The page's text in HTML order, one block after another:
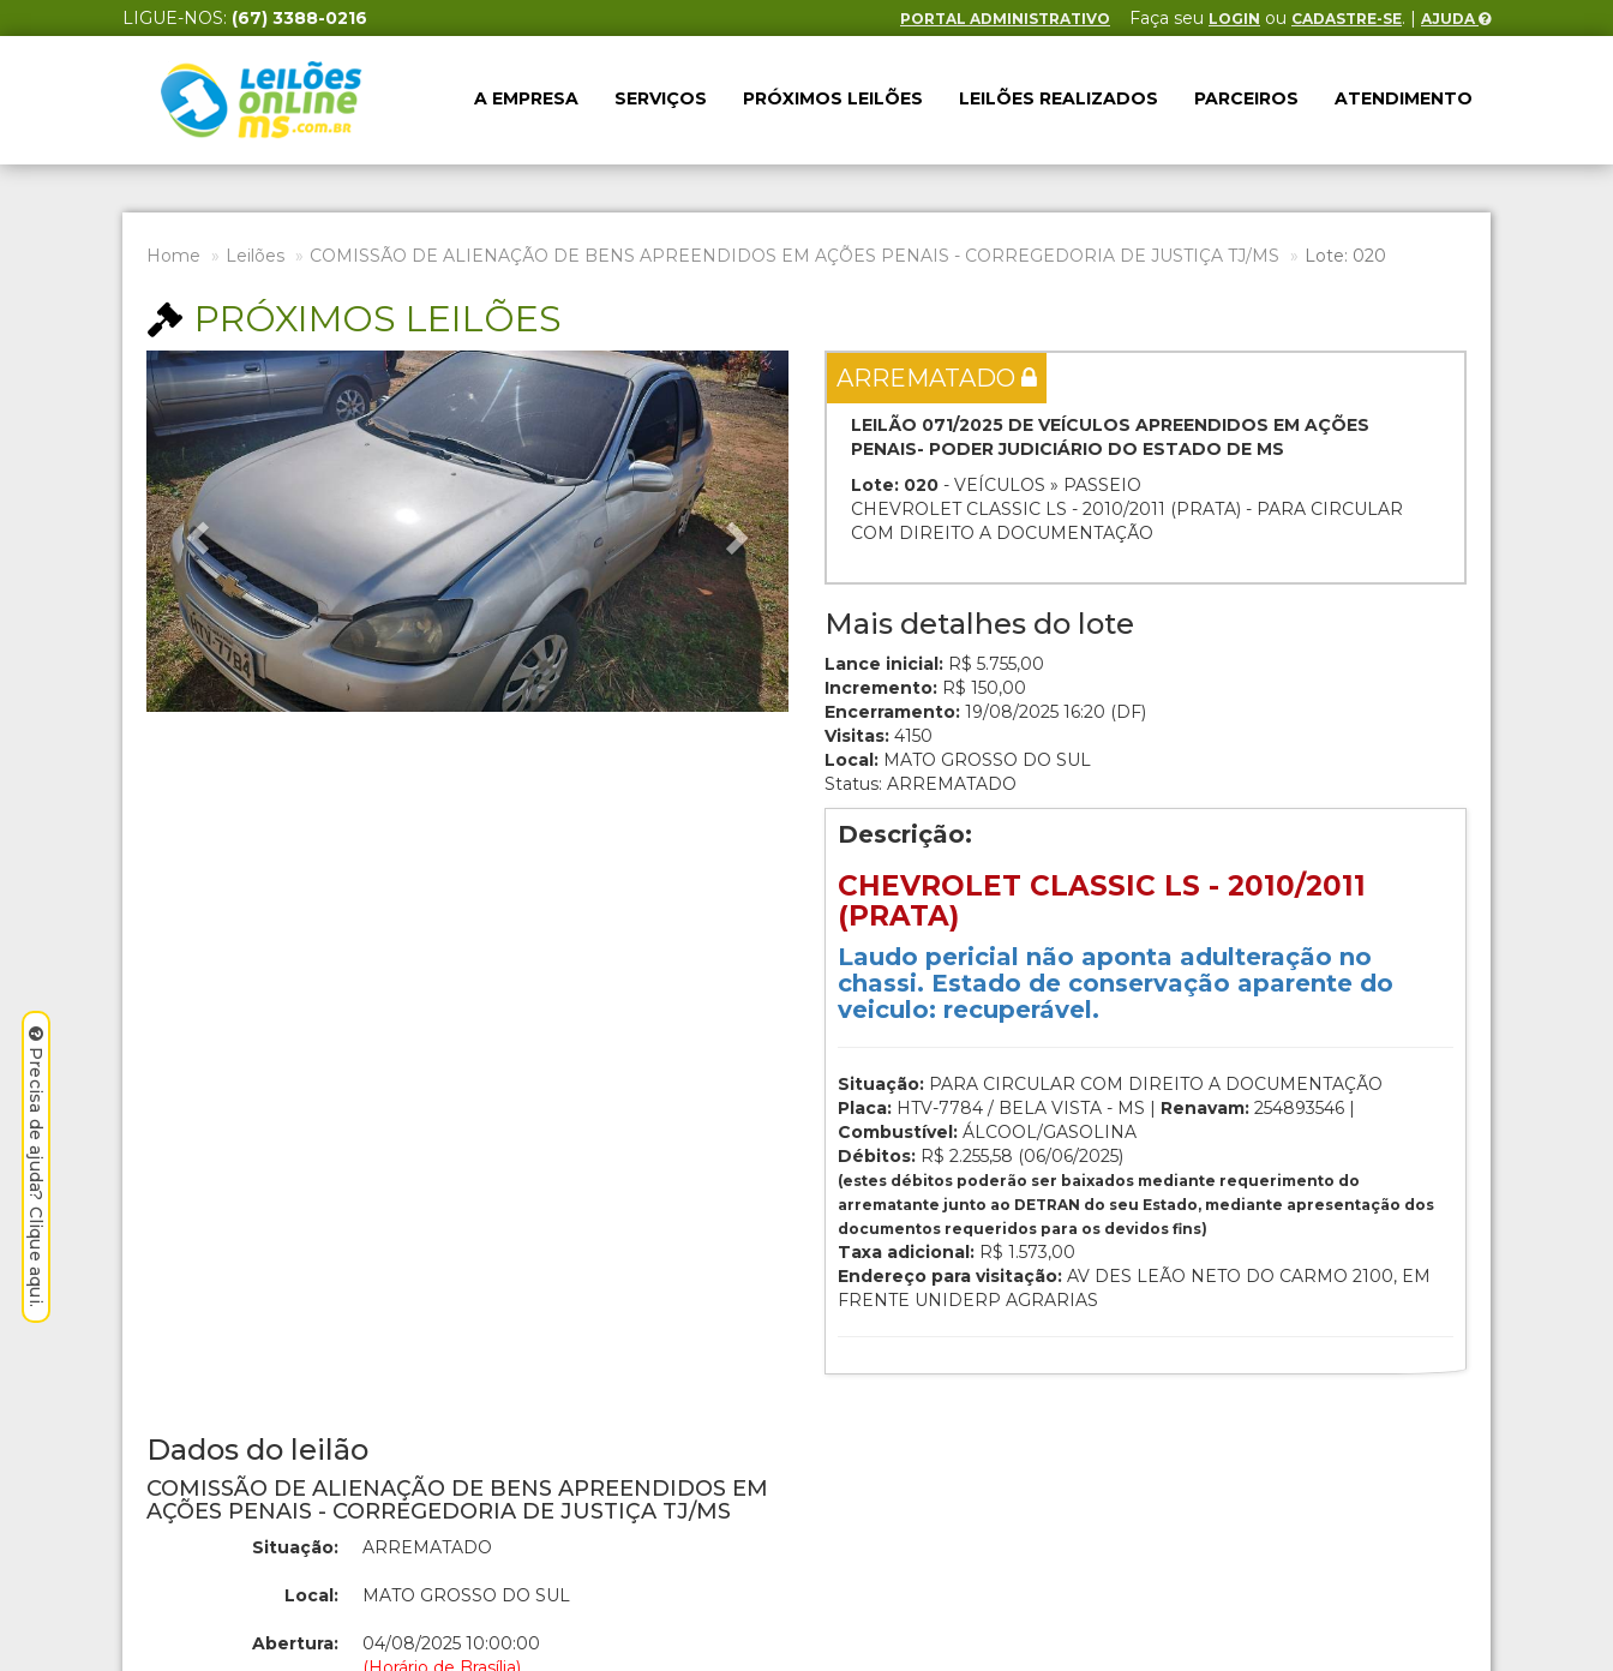
LIGUE-NOS: (67) 3388-0216 PORTAL ADMINISTRATIVO Faça seu LOGIN ou CADASTRE-SE. | AJUDA
A EMPRESA SERVIÇOS PRÓXIMOS LEILÕES LEILÕES REALIZADOS PARCEIROS ATENDIMENTO
Home Leilões COMISSÃO DE ALIENAÇÃO DE BENS APREENDIDOS EM AÇÕES PENAIS - CORREGEDORIA DE JUSTIÇA TJ/MS Lote: 020
PRÓXIMOS LEILÕES
Previous Next ARREMATADO
LEILÃO 071/2025 DE VEÍCULOS APREENDIDOS EM AÇÕES
PENAIS- PODER JUDICIÁRIO DO ESTADO DE MS
Lote: 020 - VEÍCULOS » PASSEIO
CHEVROLET CLASSIC LS - 2010/2011 (PRATA) - PARA CIRCULAR
COM DIREITO A DOCUMENTAÇÃO
Mais detalhes do lote
Lance inicial: R$ 5.755,00
Incremento: R$ 150,00
Encerramento: 19/08/2025 16:20 (DF)
Visitas: 4150
Local: MATO GROSSO DO SUL
Status: ARREMATADO
Descrição:
CHEVROLET CLASSIC LS - 2010/2011
(PRATA)
Laudo pericial não aponta adulteração no
chassi. Estado de conservação aparente do
veiculo: recuperável.
Situação: PARA CIRCULAR COM DIREITO A DOCUMENTAÇÃO
Placa: HTV-7784 / BELA VISTA - MS | Renavam: 254893546 |
Combustível: ÁLCOOL/GASOLINA
Débitos: R$ 2.255,58 (06/06/2025)
(estes débitos poderão ser baixados mediante requerimento do
arrematante junto ao DETRAN do seu Estado, mediante apresentação dos
documentos requeridos para os devidos fins)
Taxa adicional: R$ 1.573,00
Endereço para visitação: AV DES LEÃO NETO DO CARMO 2100, EM
FRENTE UNIDERP AGRARIAS
Dados do leilão
COMISSÃO DE ALIENAÇÃO DE BENS APREENDIDOS EM
AÇÕES PENAIS - CORREGEDORIA DE JUSTIÇA TJ/MS
Situação: ARREMATADO
Local: MATO GROSSO DO SUL
Abertura:
04/08/2025 10:00:00
Precisa de ajuda? Clique aqui.